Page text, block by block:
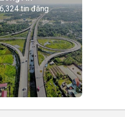
tin đăng